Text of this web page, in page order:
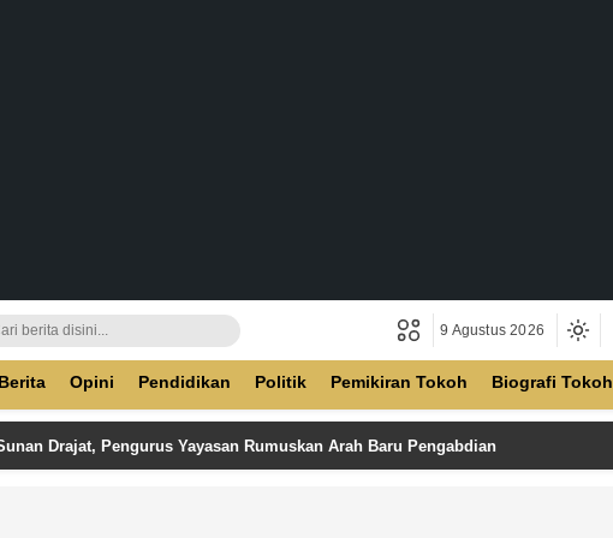
9 Agustus 2026
Berita Opini Pendidikan Politik Pemikiran Tokoh Biografi Tokoh
Drajat, Pengurus Yayasan Rumuskan Arah Baru Pengabdian